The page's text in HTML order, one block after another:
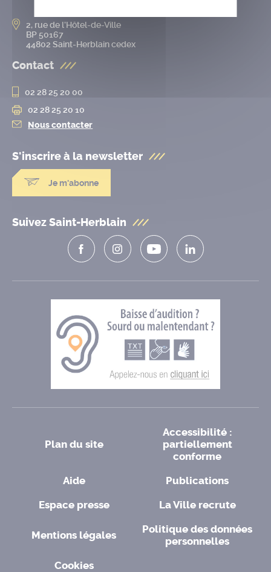
2, rue de l’Hôtel-de-Ville
BP 50167
44802 Saint-Herblain cedex
Contact
02 28 25 20 00
02 28 25 20 10
Nous contacter
S'inscrire à la newsletter
Je m'abonne
Suivez Saint-Herblain
Plan du site
Accessibilité :
partiellement
conforme
Aide
Publications
Espace presse
La Ville recrute
Mentions légales
Politique des données
personnelles
Cookies